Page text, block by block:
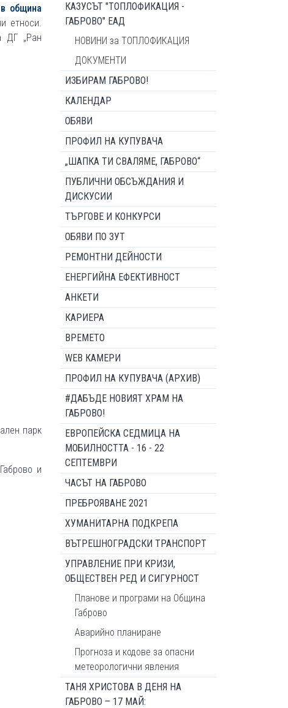
община
етноси.
ДГ „Ран
парк
и
КАЗУСЪТ "ТОПЛОФИКАЦИЯ -
ГАБРОВО" ЕАД
НОВИНИ за ТОПЛОФИКАЦИЯ
ДОКУМЕНТИ
ИЗБИРАМ ГАБРОВО!
КАЛЕНДАР
ОБЯВИ
ПРОФИЛ НА КУПУВАЧА
„ШАПКА ТИ СВАЛЯМЕ, ГАБРОВО“
ПУБЛИЧНИ ОБСЪЖДАНИЯ И
ДИСКУСИИ
ТЪРГОВЕ И КОНКУРСИ
ОБЯВИ ПО ЗУТ
РЕМОНТНИ ДЕЙНОСТИ
ЕНЕРГИЙНА ЕФЕКТИВНОСТ
АНКЕТИ
КАРИЕРА
ВРЕМЕТО
WEB КАМЕРИ
ПРОФИЛ НА КУПУВАЧА (АРХИВ)
#ДАБЪДЕ НОВИЯТ ХРАМ НА
ГАБРОВО!
ЕВРОПЕЙСКА СЕДМИЦА НА
МОБИЛНОСТТА - 16 - 22
СЕПТЕМВРИ
ЧАСЪТ НА ГАБРОВО
ПРЕБРОЯВАНЕ 2021
ХУМАНИТАРНА ПОДКРЕПА
ВЪТРЕШНОГРАДСКИ ТРАНСПОРТ
УПРАВЛЕНИЕ ПРИ КРИЗИ,
ОБЩЕСТВЕН РЕД И СИГУРНОСТ
Планове и програми на Община
Габрово
Аварийно планиране
Прогноза и кодове за опасни
метеорологични явления
ТАНЯ ХРИСТОВА В ДЕНЯ НА
ГАБРОВО – 17 МАЙ: